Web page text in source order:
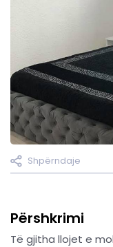
Shpërndaje
Përshkrimi
Të gjitha llojet e